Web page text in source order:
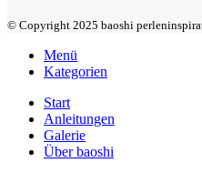
© Copyright 2025 baoshi
Menü
Kategorien
Start
Anleitungen
Galerie
Über baoshi